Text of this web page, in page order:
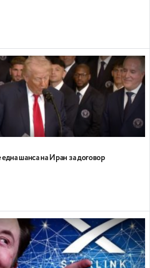
една шанса на Иран за договор